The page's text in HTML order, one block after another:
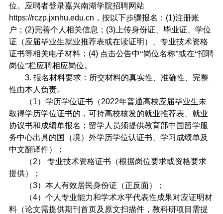
位。应聘者登录嘉兴南湖学院招聘网站
https://rczp.jxnhu.edu.cn ，按以下步骤报名： (1)注册账
户； (2)完善个人相关信息； (3) 上传身份证、毕业证、学位
证（应届毕业生就业推荐表或在读证明）、专业技术资格
证书等相关电子材料； (4) 点击公告中“岗位名称”或在“招聘
岗位”栏应聘相应岗位。
3. 报名材料要求：所交材料的真实性、准确性、完整
性由本人负责。
（1）学历学位证书（2022年普通高校应届毕业生未
取得学历学位证书的，可持高校核发的就业推荐表、就业
协议书和成绩单报名；留学人员须提供教育部中国留学服
务中心出具的国（境）外学历学位认证书、学习成绩单及
中文翻译件）；
（2） 专业技术资格证书（根据岗位要求或资格要求
提供）；
（3）本人有效居民身份证（正反面）；
（4）个人专业能力和学术水平代表性成果对应证明材
料（论文需提供期刊首页及原文扫描件，教科研项目需提